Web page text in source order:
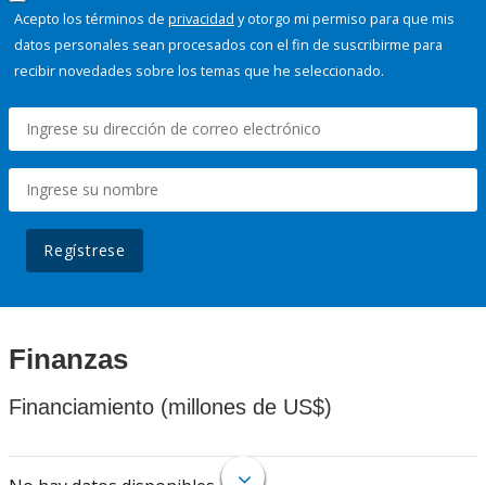
Acepto los términos de privacidad y otorgo mi permiso para que mis
datos personales sean procesados con el fin de suscribirme para
recibir novedades sobre los temas que he seleccionado.
Regístrese
Finanzas
Financiamiento (millones de US$)